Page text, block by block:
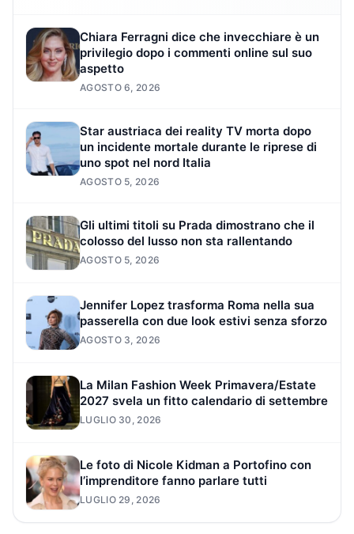
Chiara Ferragni dice che invecchiare è un
privilegio dopo i commenti online sul suo
aspetto
AGOSTO 6, 2026
Star austriaca dei reality TV morta dopo
un incidente mortale durante le riprese di
uno spot nel nord Italia
AGOSTO 5, 2026
Gli ultimi titoli su Prada dimostrano che il
colosso del lusso non sta rallentando
AGOSTO 5, 2026
Jennifer Lopez trasforma Roma nella sua
passerella con due look estivi senza sforzo
AGOSTO 3, 2026
La Milan Fashion Week Primavera/Estate
2027 svela un fitto calendario di settembre
LUGLIO 30, 2026
Le foto di Nicole Kidman a Portofino con
l’imprenditore fanno parlare tutti
LUGLIO 29, 2026